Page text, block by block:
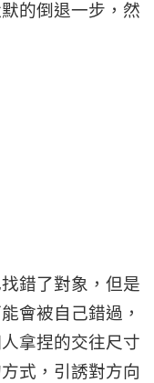
的倒退一步，然
錯了對象，但是
會被自己錯過，
拿捏的交往尺寸
式，引誘對方向